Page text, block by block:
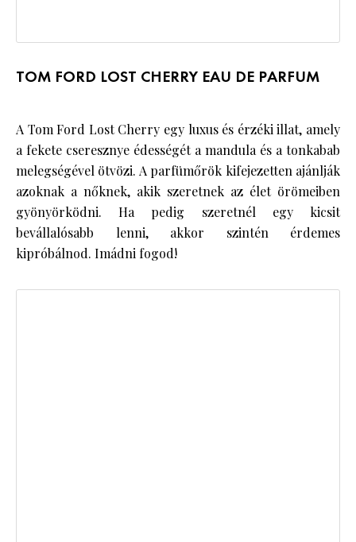
TOM FORD LOST CHERRY EAU DE PARFUM
A Tom Ford Lost Cherry egy luxus és érzéki illat, amely
a fekete cseresznye édességét a mandula és a tonkabab
melegségével ötvözi. A parfümőrök kifejezetten ajánlják
azoknak a nőknek, akik szeretnek az élet örömeiben
gyönyörködni. Ha pedig szeretnél egy kicsit
bevállalósabb lenni, akkor szintén érdemes
kipróbálnod. Imádni fogod!